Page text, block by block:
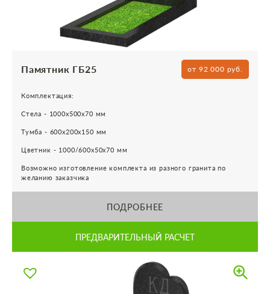
Памятник ГБ25 от 92 000 руб.
Комплектация:
Стела - 1000х500х70 мм
Тумба - 600х200х150 мм
Цветник - 1000/600х50х70 мм
Возможно изготовление комплекта из разного гранита по
желанию заказчика
ПОДРОБНЕЕ
ПРЕДВАРИТЕЛЬНЫЙ РАСЧЕТ